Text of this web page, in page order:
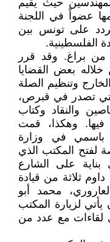
حيث يقيم
عضواً في اللجنة
على تونس بين
الفلسطينية.
براغ. وقد قرر
بعض القضايا
وتنظيم الصلة
تصدر في قبرص،
والنقاد وكتاب
فيها. وهكذا، قمت
باسمي في وزارة
لفتح المكتب الذي
على الشارع
ثلاثة من قيادة
محمد أبو
لزيارة المكتب
لقاءات مع عدد من